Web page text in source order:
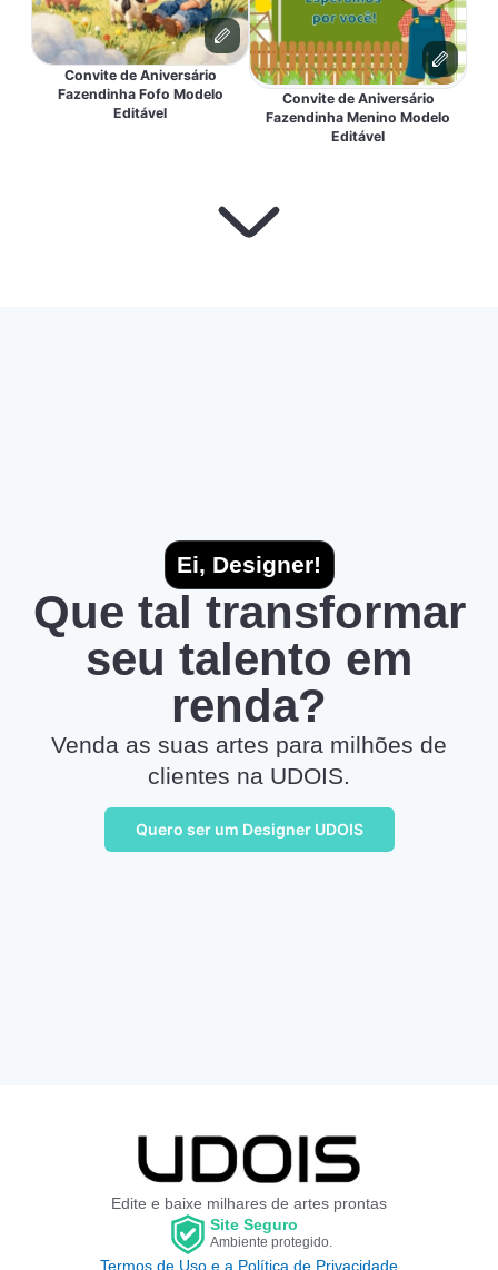
Convite de Aniversário
Fazendinha Fofo Modelo
Editável
Convite de Aniversário
Fazendinha Menino Modelo
Editável
Ei, Designer!
Que tal transformar
seu talento em
renda?
Venda as suas artes para milhões de
clientes na UDOIS.
Quero ser um Designer UDOIS
Edite e baixe milhares de artes prontas
Site Seguro
Ambiente protegido.
Termos de Uso e a Política de Privacidade